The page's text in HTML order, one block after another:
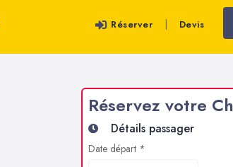
Réserver | Devis
Réservez votre
Détails passager
Date départ *